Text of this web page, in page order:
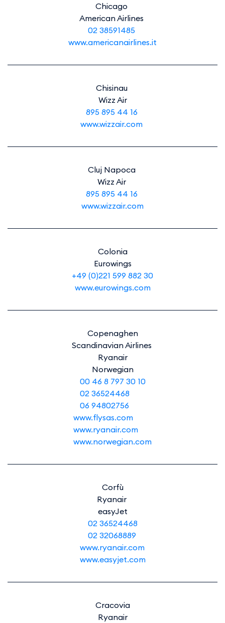
Chicago
American Airlines
02 38591485
www.americanairlines.it
Chisinau
Wizz Air
895 895 44 16
www.wizzair.com
Cluj Napoca
Wizz Air
895 895 44 16
www.wizzair.com
Colonia
Eurowings
+49 (0)221 599 882 30
www.eurowings.com
Copenaghen
Scandinavian Airlines
Ryanair
Norwegian
00 46 8 797 30 10
02 36524468
06 94802756
www.flysas.com
www.ryanair.com
www.norwegian.com
Corfù
Ryanair
easyJet
02 36524468
02 32068889
www.ryanair.com
www.easyjet.com
Cracovia
Ryanair